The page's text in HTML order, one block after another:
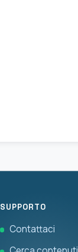
SUPPORTO
Contattaci